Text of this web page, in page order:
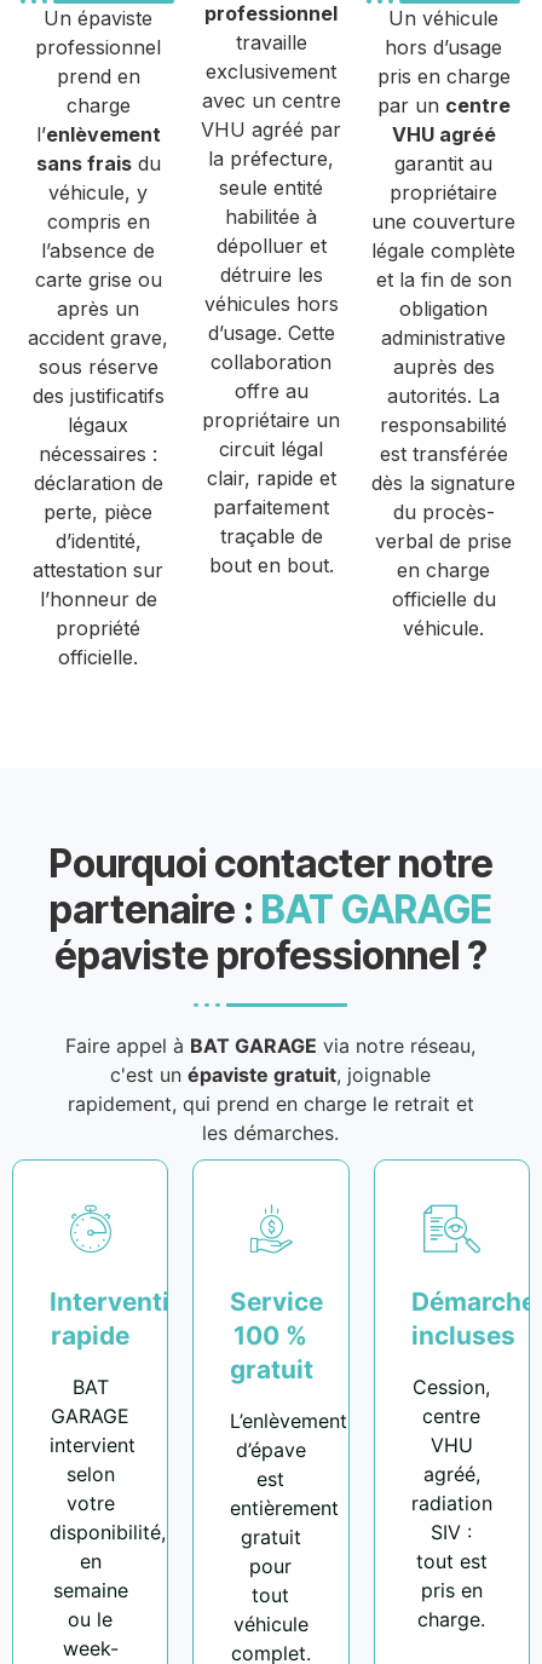
Un épaviste
professionnel
prend en
charge
l’enlèvement
sans fraisdu
véhicule, y
compris en
l’absence de
carte grise ou
après un
accident grave,
sous réserve
des justificatifs
légaux
nécessaires :
déclaration de
perte, pièce
d’identité,
attestation sur
l’honneur de
propriété
officielle.
professionnel
travaille
exclusivement
avec un centre
VHU agréé par
la préfecture,
seule entité
habilitée à
dépolluer et
détruire les
véhicules hors
d’usage. Cette
collaboration
offre au
propriétaire un
circuit légal
clair, rapide et
parfaitement
traçable de
bout en bout.
Un véhicule
hors d’usage
pris en charge
par un centre
VHU agréé
garantit au
propriétaire
une couverture
légale complète
et la fin de son
obligation
administrative
auprès des
autorités. La
responsabilité
est transférée
dès la signature
du procès-
verbal de prise
en charge
officielle du
véhicule.
Pourquoi contacter notre
partenaire : BAT GARAGE
épaviste professionnel ?
Faire appel à BAT GARAGE via notre réseau,
c'est unépaviste gratuit, joignable
rapidement, qui prend en charge le retrait et
les démarches.
Intervention
rapide
BAT
GARAGE
intervient
selon
votre
disponibilité,
en
semaine
ou le
week-
Service
100 %
gratuit
L’enlèvement
d’épave
est
entièrement
gratuit
pour
tout
véhicule
complet.
incluses
Cession,
centre
VHU
agréé,
radiation
SIV :
tout est
pris en
charge.